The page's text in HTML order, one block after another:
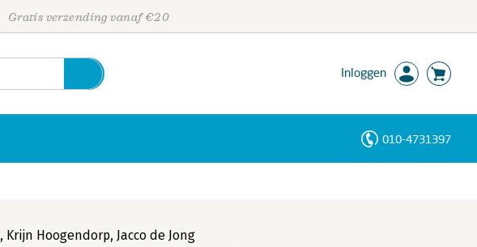
Gratis verzending vanaf €20
Inloggen
010-4731397
, Krijn Hoogendorp, Jacco de Jong
Personen